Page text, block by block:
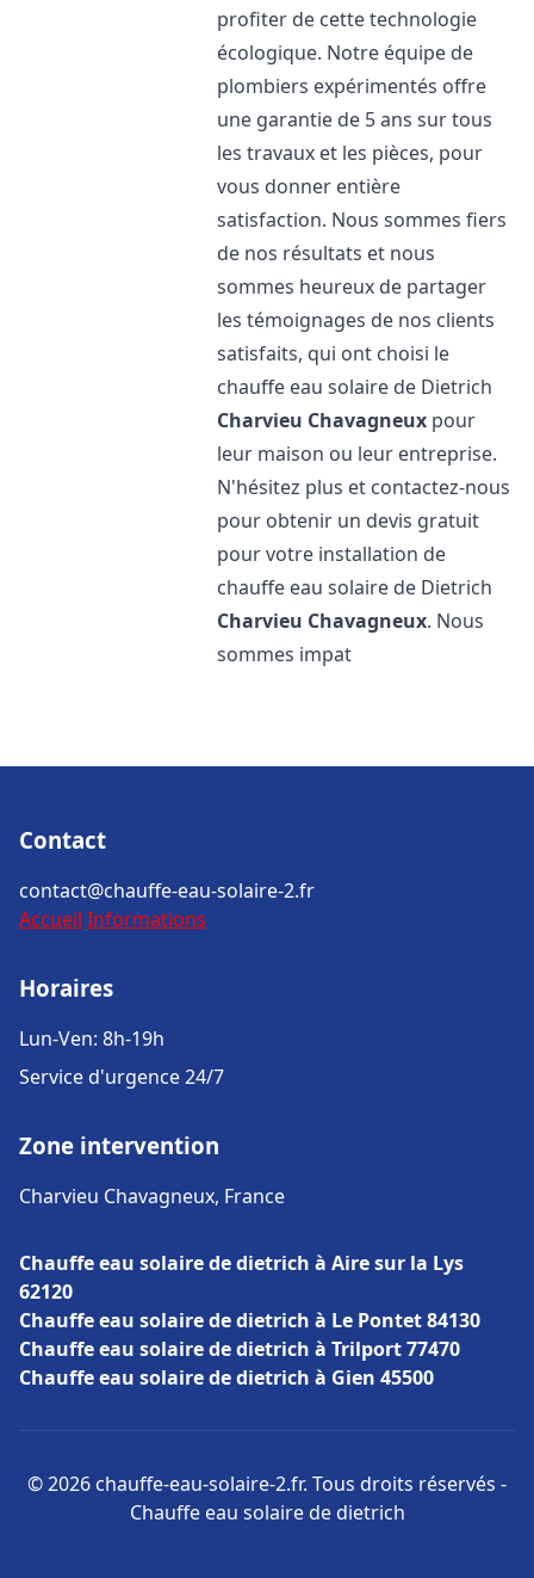
profiter de cette technologie
écologique. Notre équipe de
plombiers expérimentés offre
une garantie de 5 ans sur tous
les travaux et les pièces, pour
vous donner entière
satisfaction. Nous sommes fiers
de nos résultats et nous
sommes heureux de partager
les témoignages de nos clients
satisfaits, qui ont choisi le
chauffe eau solaire de Dietrich
Charvieu Chavagneux pour
leur maison ou leur entreprise.
N'hésitez plus et contactez-nous
pour obtenir un devis gratuit
pour votre installation de
chauffe eau solaire de Dietrich
Charvieu Chavagneux. Nous
sommes impat
Contact
contact@chauffe-eau-solaire-2.fr
Accueil Informations
Horaires
Lun-Ven: 8h-19h
Service d'urgence 24/7
Zone intervention
Charvieu Chavagneux, France
Chauffe eau solaire de dietrich à Aire sur la Lys
62120
Chauffe eau solaire de dietrich à Le Pontet 84130
Chauffe eau solaire de dietrich à Trilport 77470
Chauffe eau solaire de dietrich à Gien 45500
© 2026 chauffe-eau-solaire-2.fr. Tous droits réservés -
Chauffe eau solaire de dietrich